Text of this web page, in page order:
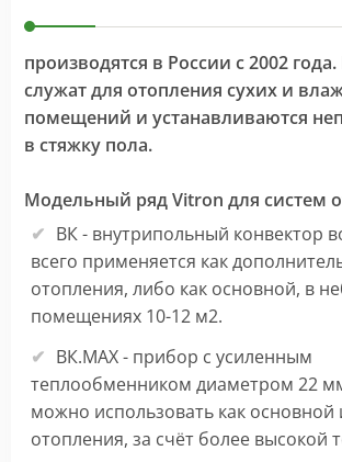
производятся в России с 2002
служат для отопления сухих и
помещений и устанавливаются
в стяжку пола.
Модельный ряд Vitron для систем
ВК - внутрипольный конвектор
всего применяется как
отопления, либо как основной, в
помещениях 10-12 м2.
ВК.МАХ - прибор с усиленным
теплообменником диаметром 22
можно использовать как основной
отопления, за счёт более высокой